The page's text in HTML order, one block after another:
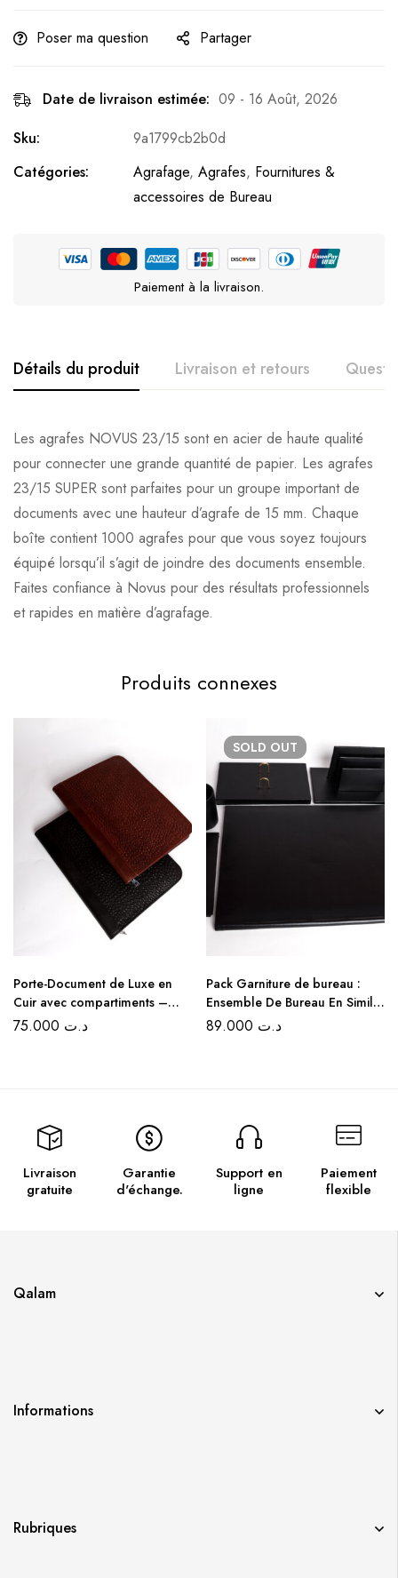
Poser ma question Partager
Date de livraison estimée: 09 - 16 Août, 2026
Sku:
9a1799cb2b0d
Catégories:
Agrafage, Agrafes, Fournitures &
accessoires de Bureau
Paiement à la livraison.
Détails du produit Livraison et retours
Les agrafes NOVUS 23/15 sont en acier de haute qualité
pour connecter une grande quantité de papier. Les agrafes
23/15 SUPER sont parfaites pour un groupe important de
documents avec une hauteur d’agrafe de 15 mm. Chaque
boîte contient 1000 agrafes pour que vous soyez toujours
équipé lorsqu’il s’agit de joindre des documents ensemble.
Faites confiance à Novus pour des résultats professionnels
et rapides en matière d’agrafage.
Produits connexes
Porte-Document de Luxe en
Cuir avec compartiments –
Noir et Marron
د.ت
SOLD OUT
Pack Garniture de bureau :
Ensemble De Bureau En Simili
cuir 5 Pièces – Couleur Noir
د.ت
Livraison
gratuite
Garantie
d'échange.
Support en
ligne
Paiement
flexible
Qalam
Informations
Rubriques